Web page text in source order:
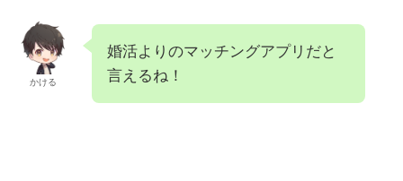
かける
婚活よりのマッチングアプリだと
言えるね！